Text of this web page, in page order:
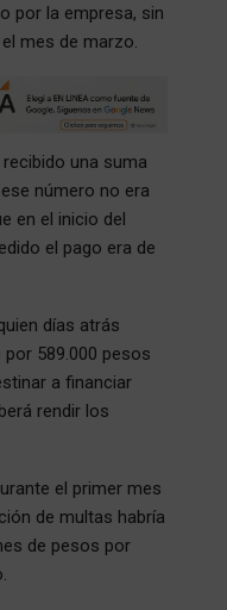
por la empresa, sin
mes de marzo.
una suma
número no era
en el inicio del
el pago era de
días atrás
589.000 pesos
a financiar
rendir los
el primer mes
de multas habría
de pesos por